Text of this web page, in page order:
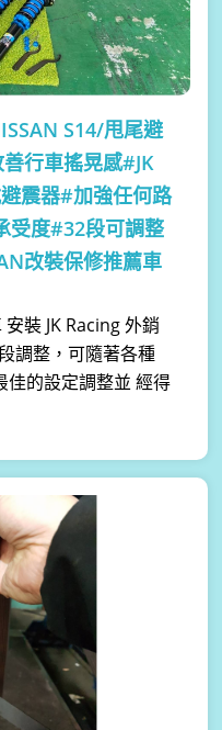
S14/甩尾避
行車搖晃感#JK
震器#加強任何路
受度#32段可調整
改裝保修推薦車
裝 JK Racing 外銷
調整，可隨著各種
佳的設定調整並 經得